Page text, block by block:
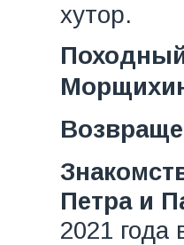
хутор.
Петра и
2021 года